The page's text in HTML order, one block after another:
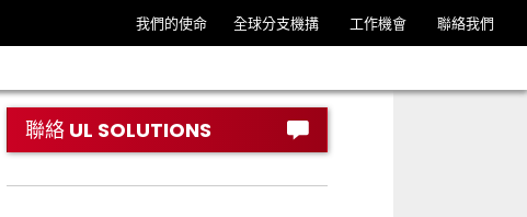
我們的使命 全球分支機搆 工作機會 聯絡我們
聯絡 UL SOLUTIONS